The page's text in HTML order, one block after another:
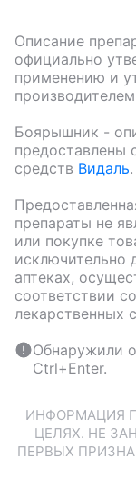
Описание
официально
применению и
Боярышник -
предоставлены
средств Видаль.
препараты не
или покупке
исключительно
аптеках,
соответствии
лекарственных
Обнаружили
Ctrl+Enter.
ИНФОРМАЦИЯ
ЦЕЛЯХ. НЕ
ПЕРВЫХ